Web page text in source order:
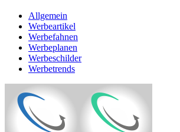
Allgemein
Werbeartikel
Werbefahnen
Werbeplanen
Werbeschilder
Werbetrends